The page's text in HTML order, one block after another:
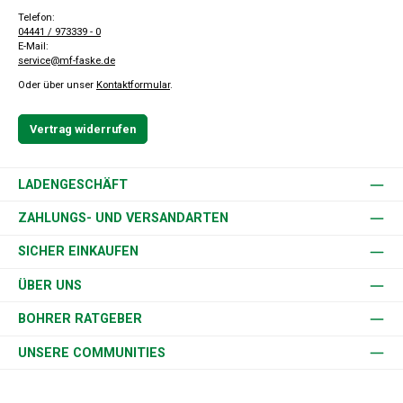
Telefon:
04441 / 973339 - 0
E-Mail:
service@mf-faske.de
Oder über unser Kontaktformular.
Vertrag widerrufen
LADENGESCHÄFT
ZAHLUNGS- UND VERSANDARTEN
SICHER EINKAUFEN
ÜBER UNS
BOHRER RATGEBER
UNSERE COMMUNITIES